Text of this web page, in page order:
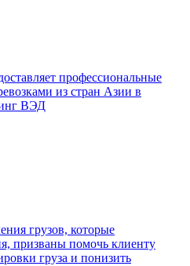
профессиональные
из стран Азии в
ВЭД
грузов, которые
призваны помочь клиенту
груза и понизить